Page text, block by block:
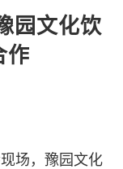
园文化饮
作
场，豫园文化